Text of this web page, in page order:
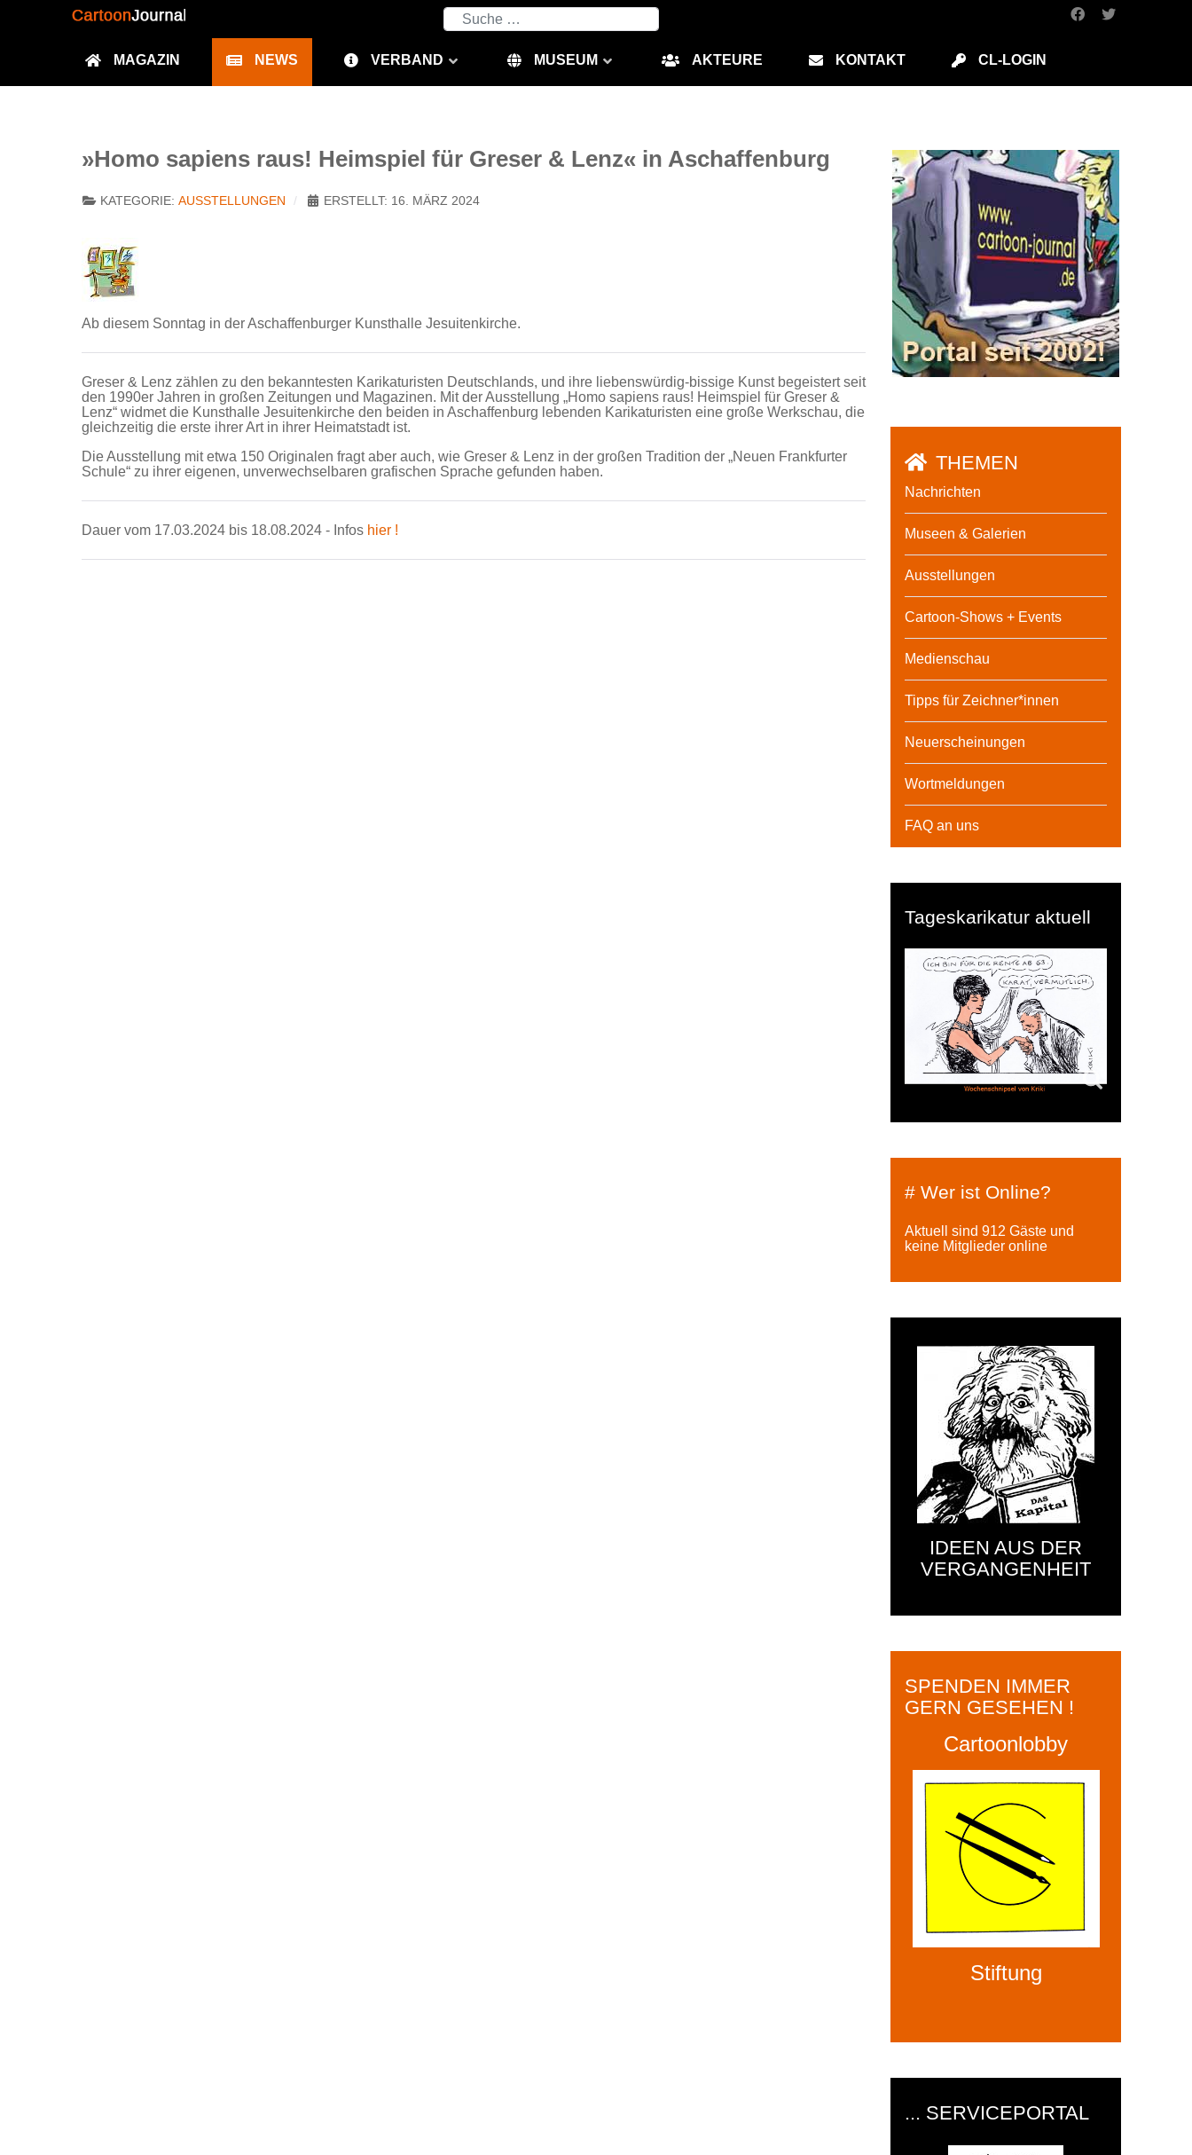
Suchen
MAGAZIN NEWS VERBAND MUSEUM AKTEURE KONTAKT CL-LOGIN
»Homo sapiens raus! Heimspiel für Greser & Lenz« in Aschaffenburg
KATEGORIE: AUSSTELLUNGEN ERSTELLT: 16. MÄRZ 2024
Ab diesem Sonntag in der Aschaffenburger Kunsthalle Jesuitenkirche.
Greser & Lenz zählen zu den bekanntesten Karikaturisten Deutschlands, und ihre liebenswürdig-bissige Kunst begeistert seit
den 1990er Jahren in großen Zeitungen und Magazinen. Mit der Ausstellung „Homo sapiens raus! Heimspiel für Greser &
Lenz“ widmet die Kunsthalle Jesuitenkirche den beiden in Aschaffenburg lebenden Karikaturisten eine große Werkschau, die
gleichzeitig die erste ihrer Art in ihrer Heimatstadt ist.
Die Ausstellung mit etwa 150 Originalen fragt aber auch, wie Greser & Lenz in der großen Tradition der „Neuen Frankfurter
Schule“ zu ihrer eigenen, unverwechselbaren grafischen Sprache gefunden haben.
Dauer vom 17.03.2024 bis 18.08.2024 - Infos hier !
THEMEN
Nachrichten
Museen & Galerien
Ausstellungen
Cartoon-Shows + Events
Medienschau
Tipps für Zeichner*innen
Neuerscheinungen
Wortmeldungen
FAQ an uns
Tageskarikatur aktuell
# Wer ist Online?
Aktuell sind 912 Gäste und
keine Mitglieder online
IDEEN AUS DER
VERGANGENHEIT
SPENDEN IMMER
GERN GESEHEN !
Cartoonlobby
Stiftung
... SERVICEPORTAL